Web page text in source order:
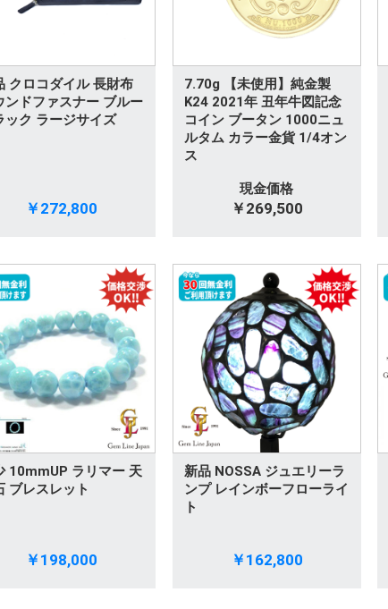
クロコダイル 長財布
ンドファスナー ブルー
ック ラージサイズ
￥272,800
7.70g 【未使用】純金製
K24 2021年 丑年牛図記念
コイン ブータン 1000ニュ
ルタム カラー金貨 1/4オン
ス
現金価格
￥269,500
10mmUP ラリマー 天
ブレスレット
￥198,000
新品 NOSSA ジュエリーラ
ンプ レインボーフローライ
ト
￥162,800